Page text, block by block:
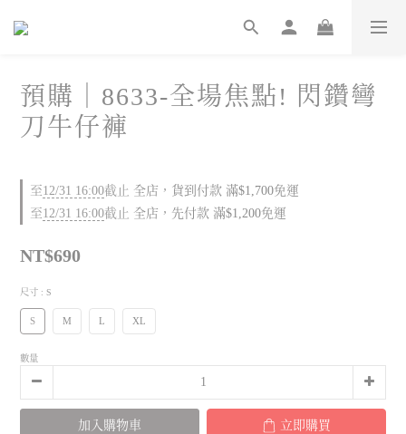
預購｜8633-全場焦點! 閃鑽彎
刀牛仔褲
至12/31 16:00截止 全店，貨到付款 滿$1,700免運
至12/31 16:00截止 全店，先付款 滿$1,200免運
NT$690
尺寸 : S
S M L XL
數量
加入購物車 立即購買